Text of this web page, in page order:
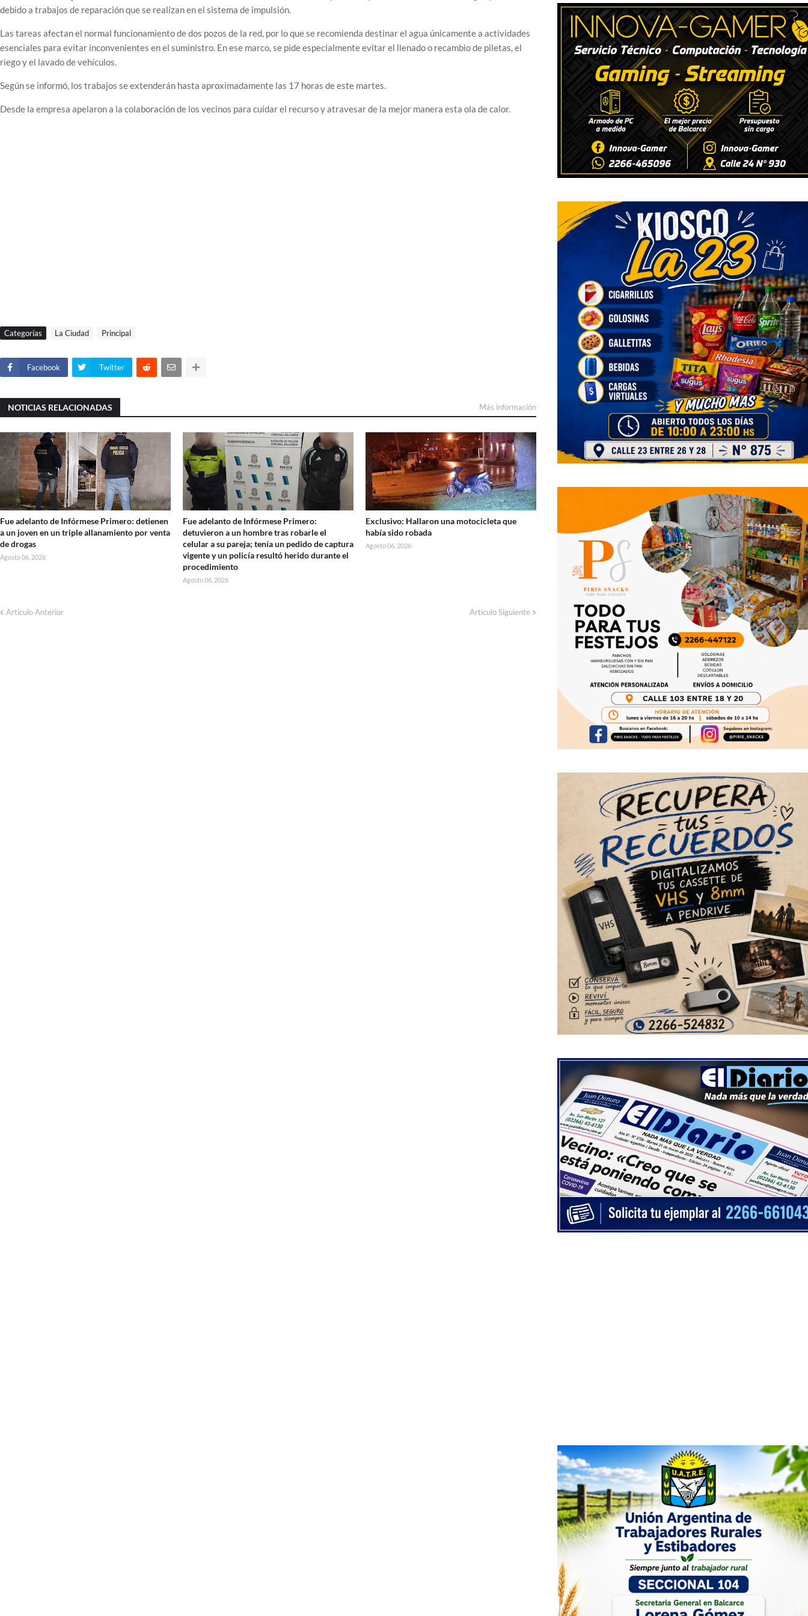
debido a trabajos de reparación que se realizan en el sistema de impulsión.
Las tareas afectan el normal funcionamiento de dos pozos de la red, por lo que se recomienda destinar el agua únicamente a actividades
esenciales para evitar inconvenientes en el suministro. En ese marco, se pide especialmente evitar el llenado o recambio de piletas, el
riego y el lavado de vehículos.
Según se informó, los trabajos se extenderán hasta aproximadamente las 17 horas de este martes.
Desde la empresa apelaron a la colaboración de los vecinos para cuidar el recurso y atravesar de la mejor manera esta ola de calor.
Categorías La Ciudad Principal
Facebook Twitter
NOTICIAS RELACIONADAS Más información
Fue adelanto de Infórmese Primero: detienen
a un joven en un triple allanamiento por venta
de drogas
Agosto 06, 2026
Fue adelanto de Infórmese Primero:
detuvieron a un hombre tras robarle el
celular a su pareja; tenía un pedido de captura
vigente y un policía resultó herido durante el
procedimiento
Agosto 06, 2026
Exclusivo: Hallaron una motocicleta que
había sido robada
Agosto 06, 2026
Artículo Anterior Artículo Siguiente